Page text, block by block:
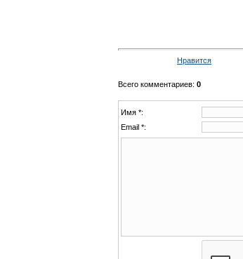
Нравится
Всего комментариев: 0
Имя *:
Email *: